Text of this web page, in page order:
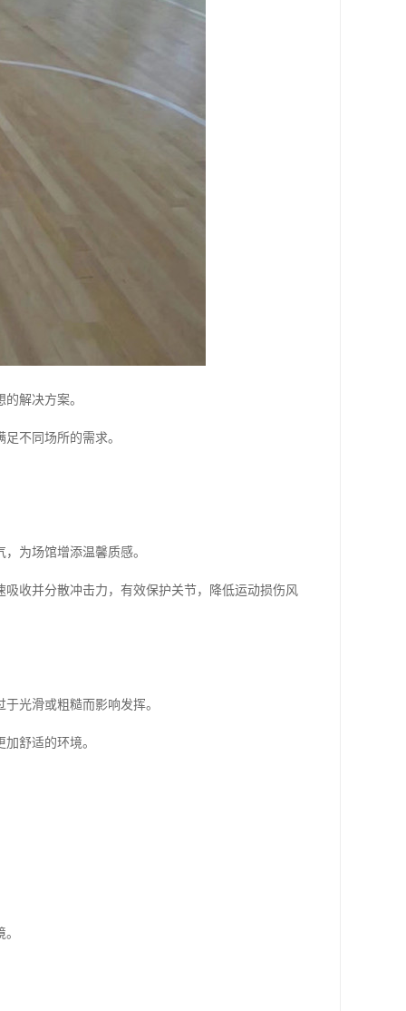
解决方案。
不同场所的需求。
为场馆增添温馨质感。
收并分散冲击力，有效保护关节，降低运动损伤风
光滑或粗糙而影响发挥。
舒适的环境。